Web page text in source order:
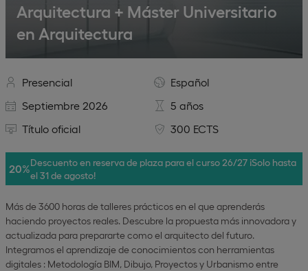
Arquitectura + Máster Universitario
en Arquitectura
Presencial
Español
Septiembre 2026
5 años
Título oficial
300 ECTS
20%Descuento en reserva de plaza para el curso 26/27 ¡Solo hasta
el 31 de agosto!
Más de 3600 horas de talleres prácticos en el que aprenderás
haciendo proyectos reales. Descubre la propuesta más innovadora y
actualizada para prepararte como el arquitecto del futuro.
Integramos el aprendizaje de conocimientos con herramientas
digitales : Metodología BIM, Dibujo, Proyectos y Urbanismo entre